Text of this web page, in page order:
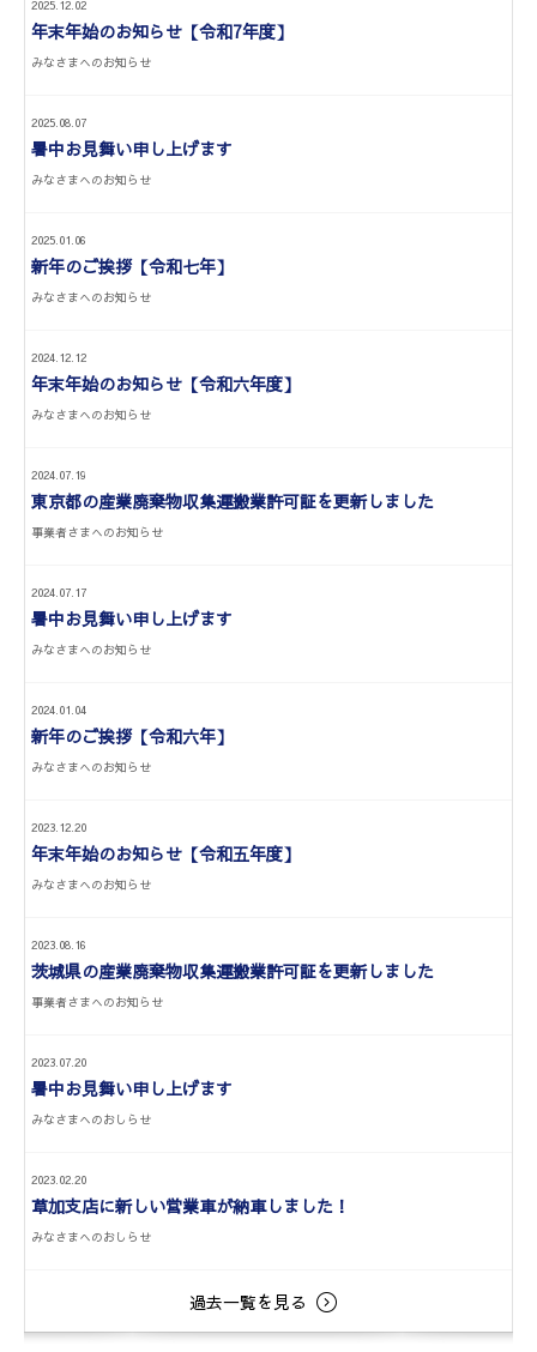
2025.12.02
年末年始のお知らせ【令和7年度】
みなさまへのお知らせ
2025.08.07
暑中お見舞い申し上げます
みなさまへのお知らせ
2025.01.06
新年のご挨拶【令和七年】
みなさまへのお知らせ
2024.12.12
年末年始のお知らせ【令和六年度】
みなさまへのお知らせ
2024.07.19
東京都の産業廃棄物収集運搬業許可証を更新しました
事業者さまへのお知らせ
2024.07.17
暑中お見舞い申し上げます
みなさまへのお知らせ
2024.01.04
新年のご挨拶【令和六年】
みなさまへのお知らせ
2023.12.20
年末年始のお知らせ【令和五年度】
みなさまへのお知らせ
2023.08.16
茨城県の産業廃棄物収集運搬業許可証を更新しました
事業者さまへのお知らせ
2023.07.20
暑中お見舞い申し上げます
みなさまへのおしらせ
2023.02.20
草加支店に新しい営業車が納車しました！
みなさまへのおしらせ
過去一覧を見る